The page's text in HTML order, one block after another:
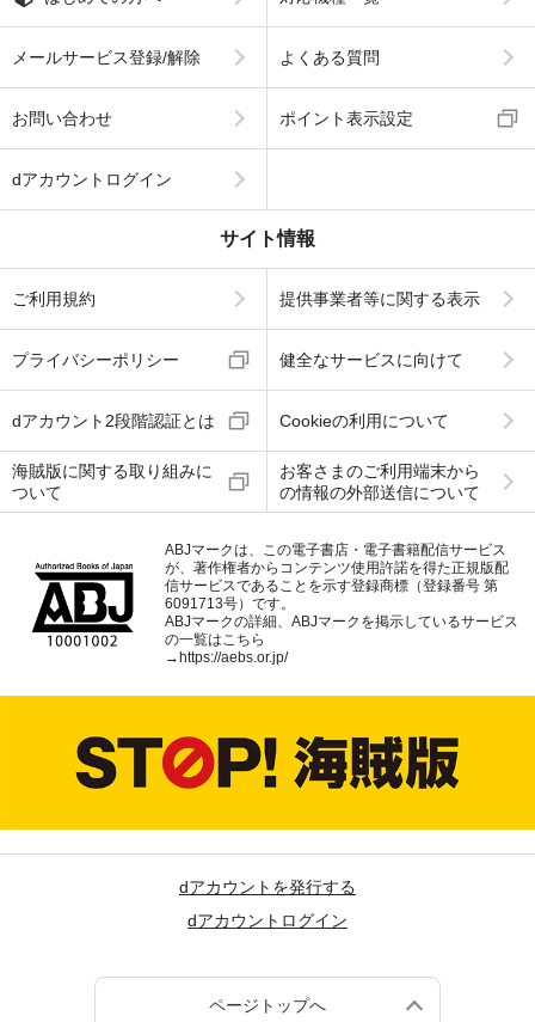
メールサービス登録/解除 よくある質問
お問い合わせ ポイント表示設定
dアカウントログイン
サイト情報
ご利用規約 提供事業者等に関する表示
プライバシーポリシー 健全なサービスに向けて
dアカウント2段階認証とは Cookieの利用について
海賊版に関する取り組みに
ついて
お客さまのご利用端末から
の情報の外部送信について
ABJマークは、この電子書店・電子書籍配信サービス
が、著作権者からコンテンツ使用許諾を得た正規版配
信サービスであることを示す登録商標（登録番号 第
6091713号）です。
ABJマークの詳細、ABJマークを掲示しているサービス
の一覧はこちら
→ https://aebs.or.jp/
dアカウントを発行する
dアカウントログイン
ページトップへ